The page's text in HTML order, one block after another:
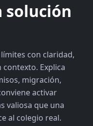
solución
con claridad,
Explica
migración,
activar
valiosa que una
al colegio real.